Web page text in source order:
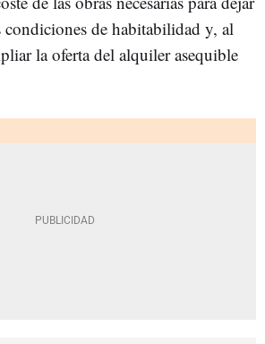
condiciones de habitabilidad y, al
la oferta del alquiler asequible